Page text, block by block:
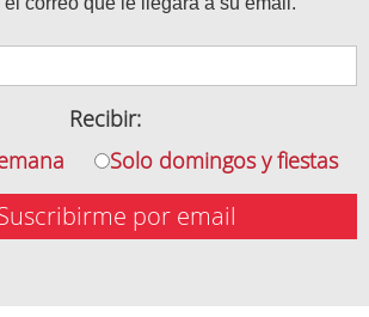
Recibir:
Solo domingos y fiestas
por email